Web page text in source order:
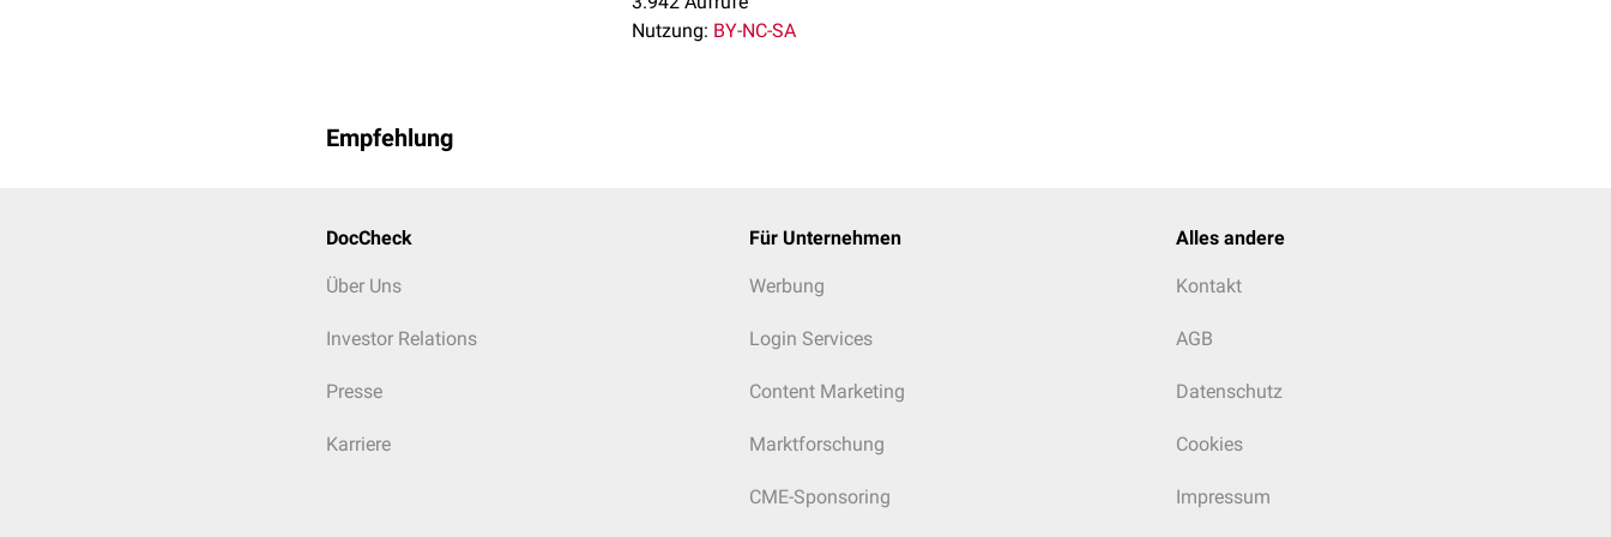
Intubationsgranulom
Nutzung: BY-NC-SA
Empfehlung
DocCheck
Über Uns
Investor Relations
Presse
Karriere
Für Unternehmen
Werbung
Login Services
Content Marketing
Marktforschung
CME-Sponsoring
Alles andere
Kontakt
AGB
Datenschutz
Cookies
Impressum